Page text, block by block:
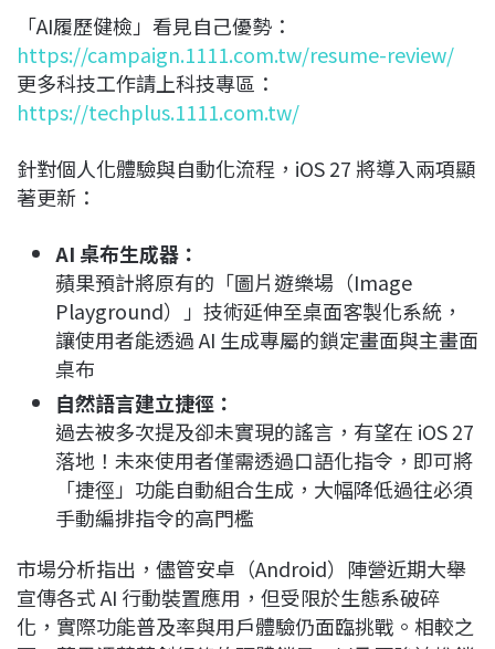
「AI履歷健檢」看見自己優勢：
https://campaign.1111.com.tw/resume-review/
更多科技工作請上科技專區：
https://techplus.1111.com.tw/
針對個人化體驗與自動化流程，iOS 27 將導入兩項顯
著更新：
AI 桌布生成器：
蘋果預計將原有的「圖片遊樂場（Image
Playground）」技術延伸至桌面客製化系統，
讓使用者能透過 AI 生成專屬的鎖定畫面與主畫面
桌布
自然語言建立捷徑：
過去被多次提及卻未實現的謠言，有望在 iOS 27
落地！未來使用者僅需透過口語化指令，即可將
「捷徑」功能自動組合生成，大幅降低過往必須
手動編排指令的高門檻
市場分析指出，儘管安卓（Android）陣營近期大舉
宣傳各式 AI 行動裝置應用，但受限於生態系破碎
化，實際功能普及率與用戶體驗仍面臨挑戰。相較之